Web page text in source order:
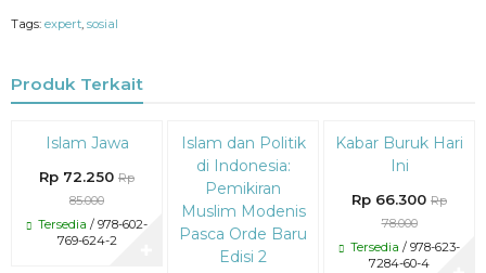
Tags: expert, sosial
Produk Terkait
Diskon
15%Islam Jawa
Rp 72.250 Rp
85.000
Tersedia / 978-602-
769-624-2
Diskon
15%
Islam dan Politik
di Indonesia:
Pemikiran
Muslim Modenis
Pasca Orde Baru
Edisi 2
Diskon
15%
Kabar Buruk Hari
Ini
Rp 66.300 Rp
78.000
Tersedia / 978-623-
7284-60-4